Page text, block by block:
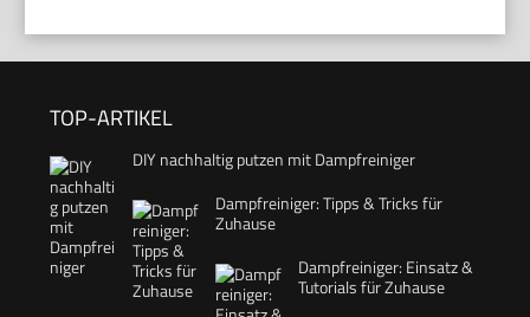
TOP-ARTIKEL
DIY nachhaltig putzen mit Dampfreiniger
Dampfreiniger: Tipps & Tricks für
Zuhause
Dampfreiniger: Einsatz &
Tutorials für Zuhause